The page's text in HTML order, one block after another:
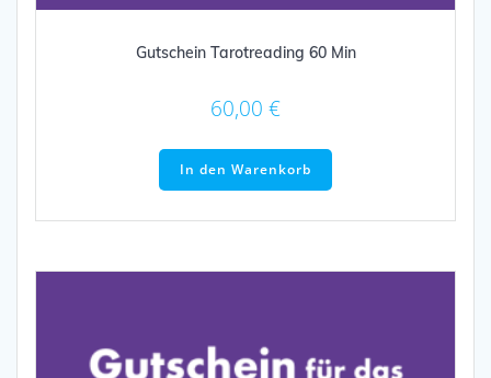
Gutschein Tarotreading 60 Min
60,00 €
In den Warenkorb